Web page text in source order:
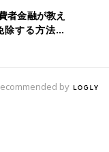
と聞きました。
子どもたちが通っ
です。このしくみも
事の時間にあてたり
者金融が教え
する方法』
by